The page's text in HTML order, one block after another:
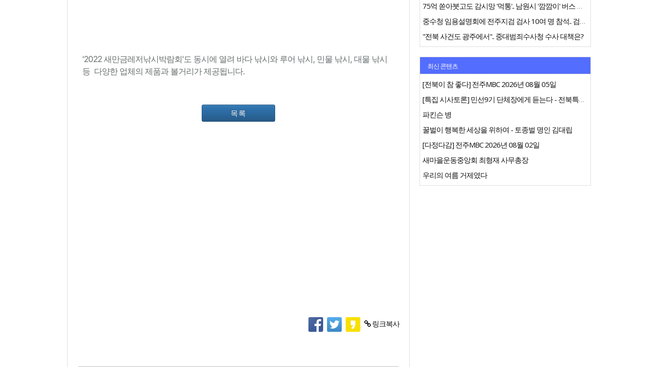
'2022 새만금레저낚시박람회'도 동시에 열려 바다 낚시와 루어 낚시, 민물 낚시, 대물 낚시
등 다양한 업체의 제품과 볼거리가 제공됩니다.
목록
링크복사
75억 쏟아붓고도 감시망 '먹통'.. 남원시 '깜깜이' 버스 행정
중수청 임용설명회에 전주지검 검사 10여 명 참석.. 검사들 '신중론'
"전북 사건도 광주에서".. 중대범죄수사청 수사 대책은?
최신 콘텐츠
[전북이 참 좋다] 전주MBC 2026년 08월 05일
[특집 시사토론] 민선9기 단체장에게 듣는다 - 전북특별자치도지사
파킨슨 병
꿀벌이 행복한 세상을 위하여 - 토종벌 명인 김대립
[다정다감] 전주MBC 2026년 08월 02일
새마을운동중앙회 최형재 사무총장
우리의 여름 거제였다